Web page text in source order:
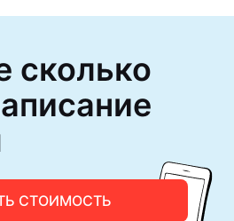
сколько
СТОИМОСТЬ